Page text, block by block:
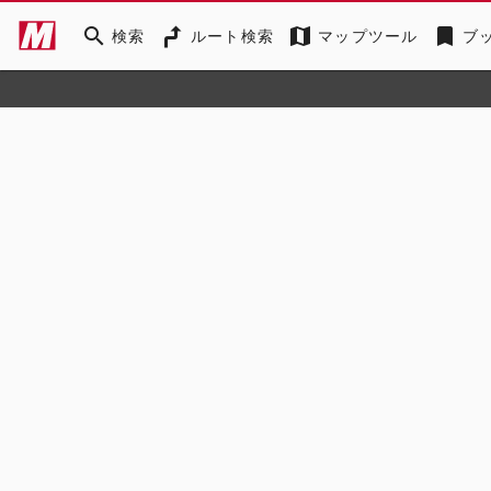
search 検索 ルート検索 map マップツール bookmark ブ